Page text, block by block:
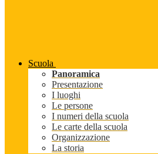
Scuola
Panoramica
Presentazione
I luoghi
Le persone
I numeri della scuola
Le carte della scuola
Organizzazione
La storia